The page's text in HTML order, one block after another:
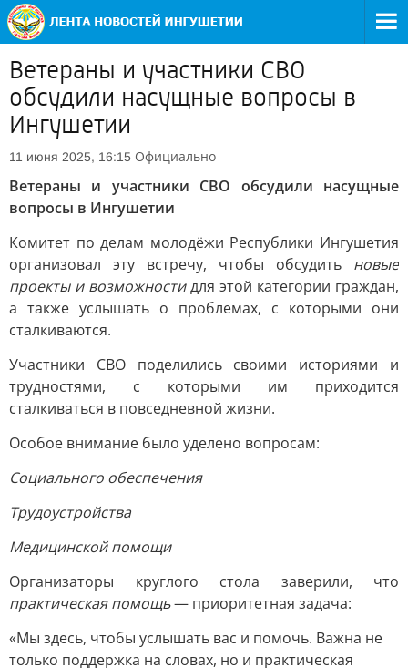
Ветераны и участники СВО
обсудили насущные вопросы в
Ингушетии
11 июня 2025, 16:15 Официально
Ветераны и участники СВО обсудили насущные
вопросы в Ингушетии
Комитет по делам молодёжи Республики Ингушетия
организовал эту встречу, чтобы обсудить новые
проекты и возможностидля этой категории граждан,
а также услышать о проблемах, с которыми они
сталкиваются.
Участники СВО поделились своими историями и
трудностями, с которыми им приходится
сталкиваться в повседневной жизни.
Особое внимание было уделено вопросам:
Социального обеспечения
Трудоустройства
Медицинской помощи
Организаторы круглого стола заверили, что
практическая помощь— приоритетная задача:
«Мы здесь, чтобы услышать вас и помочь. Важна не
только поддержка на словах, но и практическая